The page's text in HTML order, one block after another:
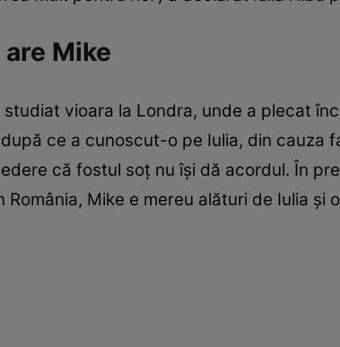
Mike
studiat vioara la Londra, unde a plecat
ce a cunoscut-o pe Iulia, din
că fostul soț nu își dă acordul. În
Mike e mereu alături de Iulia și